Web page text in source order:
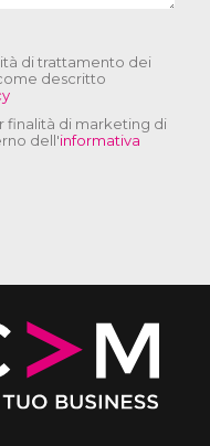
di trattamento dei
descritto
finalità di marketing di
dell'informativa